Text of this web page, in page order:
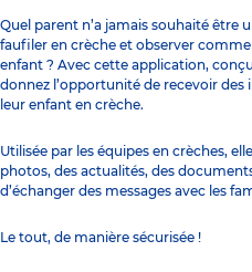
Quel parent n’a jamais souhaité être
faufiler en crèche et observer
enfant ? Avec cette application,
donnez l’opportunité de recevoir des
leur enfant en crèche.
Utilisée par les équipes en crèches,
photos, des actualités, des
d’échanger des messages avec les
Le tout, de manière sécurisée !